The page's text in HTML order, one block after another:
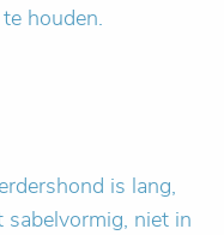
houden.
is lang,
niet in